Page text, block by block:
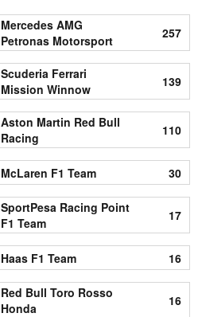
Mercedes AMG
Petronas Motorsport
257
Scuderia Ferrari
Mission Winnow
139
Aston Martin Red Bull
Racing
110
McLaren F1 Team 30
SportPesa Racing Point
F1 Team
17
Haas F1 Team 16
Red Bull Toro Rosso
Honda
16